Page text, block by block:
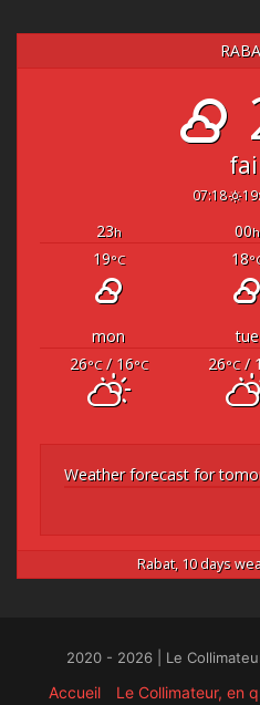
07:18
23h 00h
19°C 18
mon tue
26°C/ 16°C 26°C/
Weather forecast for
Rabat, 10 days
2020 - 2026 | Le
Accueil Le Collimateur, en